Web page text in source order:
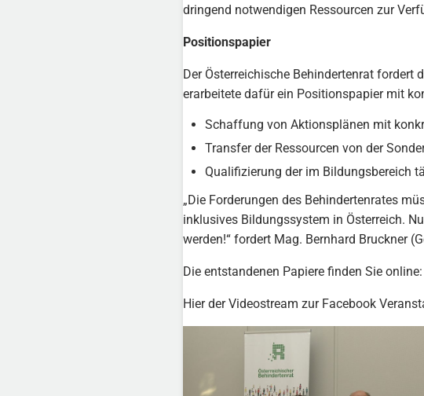
dringend notwendigen Ressourcen zur
Positionspapier
Der Österreichische Behindertenrat
erarbeitete dafür ein Positionspapier mit
Schaffung von Aktionsplänen mit
Transfer der Ressourcen von der
Qualifizierung der im Bildungsbereich
„Die Forderungen des Behindertenrates
inklusives Bildungssystem in Österreich.
werden!“ fordert Mag. Bernhard Bruckner
Die entstandenen Papiere finden Sie online:
Hier der Videostream zur Facebook